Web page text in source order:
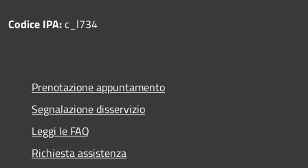
Codice IPA:c_l734
Prenotazione appuntamento
Segnalazione disservizio
Leggi le FAQ
Richiesta assistenza